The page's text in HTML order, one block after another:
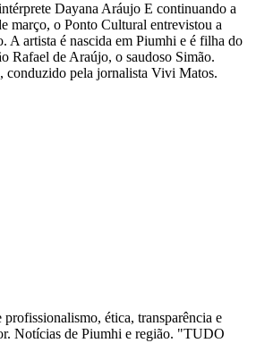
Dayana Aráujo E continuando a
março, o Ponto Cultural entrevistou a
A artista é nascida em Piumhi e é filha do
Rafael de Araújo, o saudoso Simão.
conduzido pela jornalista Vivi Matos.
ética, transparência e
Notícias de Piumhi e região. "TUDO